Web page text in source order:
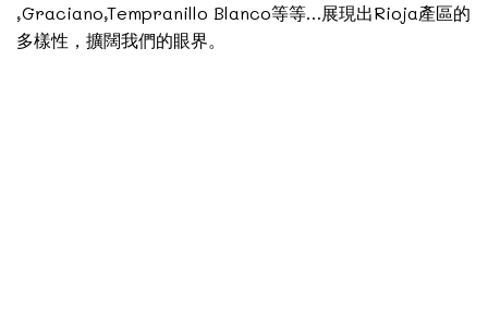
,Graciano,Tempranillo Blanco等等…展現出Rioja產區的
多樣性，擴闊我們的眼界。